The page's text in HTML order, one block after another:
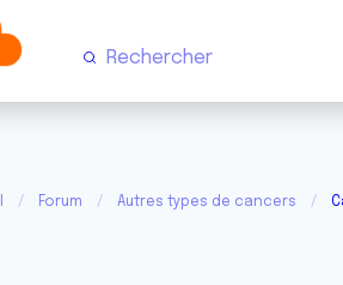
Forum Autres types de cancers